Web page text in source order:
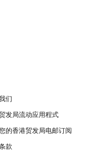
们
发局流动应用程式
的香港贸发局电邮订阅
款